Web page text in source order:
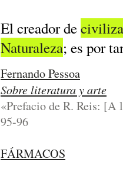
El creador de
Naturaleza; es por
Fernando Pessoa
Sobre literatura y arte
«Prefacio de R. Reis: [A
95-96
FÁRMACOS